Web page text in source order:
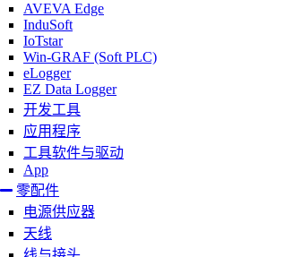
AVEVA Edge
InduSoft
IoTstar
Win-GRAF (Soft PLC)
eLogger
EZ Data Logger
开发工具
应用程序
工具软件与驱动
App
零配件
电源供应器
天线